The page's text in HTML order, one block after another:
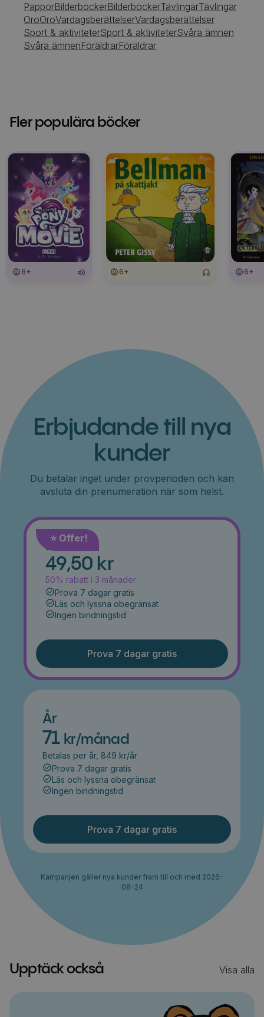
PapporBilderböckerBilderböckerTävlingarTävlingar
OroOroVardagsberättelserVardagsberättelser
Sport & aktiviteterSport & aktiviteterSvåra ämnen
Svåra ämnenFöräldrarFöräldrar
Fler populära böcker
6+ 6+ 6+
Erbjudande till nya
kunder
Du betalar inget under provperioden och kan
avsluta din prenumeration när som helst.
⭐️ Offer!
Månad
49,50 kr
50% rabatt i 3 månader
Prova 7 dagar gratis
Läs och lyssna obegränsat
Ingen bindningstid
Prova 7 dagar gratis
År
71 kr/månad
Betalas per år, 849 kr/år
Prova 7 dagar gratis
Läs och lyssna obegränsat
Ingen bindningstid
Prova 7 dagar gratis
Kampanjen gäller nya kunder fram till och med 2026-
08-24
Upptäck också Visa alla